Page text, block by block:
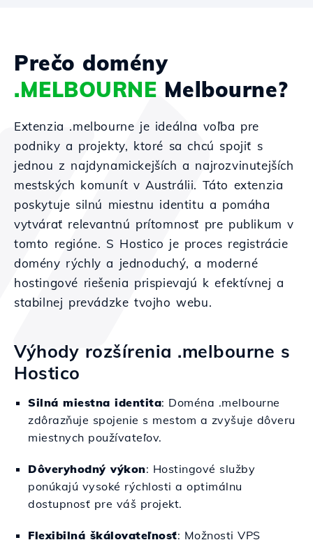
Prečo domény
.MELBOURNE Melbourne?
Extenzia .melbourne je ideálna voľba pre
podniky a projekty, ktoré sa chcú spojiť s
jednou z najdynamickejších a najrozvinutejších
mestských komunít v Austrálii. Táto extenzia
poskytuje silnú miestnu identitu a pomáha
vytvárať relevantnú prítomnosť pre publikum v
tomto regióne. S Hostico je proces registrácie
domény rýchly a jednoduchý, a moderné
hostingové riešenia prispievajú k efektívnej a
stabilnej prevádzke tvojho webu.
Výhody rozšírenia .melbourne s
Hostico
Silná miestna identita: Doména .melbourne
zdôrazňuje spojenie s mestom a zvyšuje dôveru
miestnych používateľov.
Dôveryhodný výkon: Hostingové služby
ponúkajú vysoké rýchlosti a optimálnu
dostupnosť pre váš projekt.
Flexibilná škálovateľnosť: Možnosti VPS